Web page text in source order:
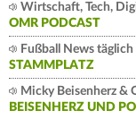
Wirtschaft, Tech,
OMR PODCAST
Fußball News täglich
STAMMPLATZ
Micky Beisenherz &
BEISENHERZ UND